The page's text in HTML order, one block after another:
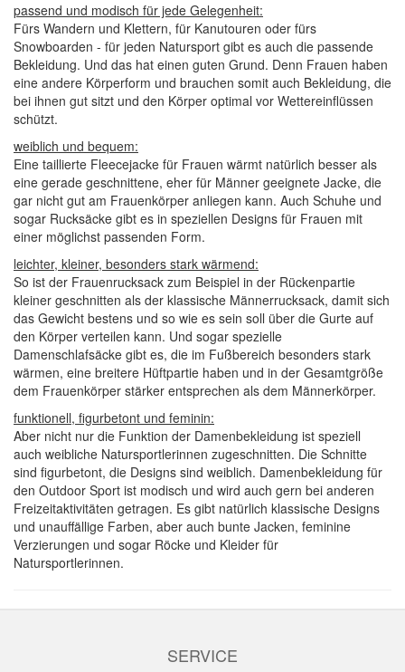
passend und modisch für jede Gelegenheit:
Fürs Wandern und Klettern, für Kanutouren oder fürs
Snowboarden - für jeden Natursport gibt es auch die passende
Bekleidung. Und das hat einen guten Grund. Denn Frauen haben
eine andere Körperform und brauchen somit auch Bekleidung, die
bei ihnen gut sitzt und den Körper optimal vor Wettereinflüssen
schützt.
weiblich und bequem:
Eine taillierte Fleecejacke für Frauen wärmt natürlich besser als
eine gerade geschnittene, eher für Männer geeignete Jacke, die
gar nicht gut am Frauenkörper anliegen kann. Auch Schuhe und
sogar Rucksäcke gibt es in speziellen Designs für Frauen mit
einer möglichst passenden Form.
leichter, kleiner, besonders stark wärmend:
So ist der Frauenrucksack zum Beispiel in der Rückenpartie
kleiner geschnitten als der klassische Männerrucksack, damit sich
das Gewicht bestens und so wie es sein soll über die Gurte auf
den Körper verteilen kann. Und sogar spezielle
Damenschlafsäcke gibt es, die im Fußbereich besonders stark
wärmen, eine breitere Hüftpartie haben und in der Gesamtgröße
dem Frauenkörper stärker entsprechen als dem Männerkörper.
funktionell, figurbetont und feminin:
Aber nicht nur die Funktion der Damenbekleidung ist speziell
auch weibliche Natursportlerinnen zugeschnitten. Die Schnitte
sind figurbetont, die Designs sind weiblich. Damenbekleidung für
den Outdoor Sport ist modisch und wird auch gern bei anderen
Freizeitaktivitäten getragen. Es gibt natürlich klassische Designs
und unauffällige Farben, aber auch bunte Jacken, feminine
Verzierungen und sogar Röcke und Kleider für
Natursportlerinnen.
SERVICE